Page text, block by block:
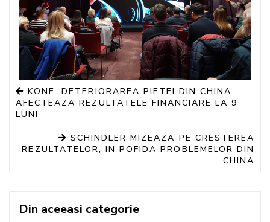
KONE: DETERIORAREA PIETEI DIN CHINA
AFECTEAZA REZULTATELE FINANCIARE LA 9
LUNI
SCHINDLER MIZEAZA PE CRESTEREA
REZULTATELOR, IN POFIDA PROBLEMELOR DIN
CHINA
Din aceeasi categorie